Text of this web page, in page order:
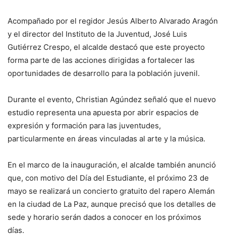
Acompañado por el regidor Jesús Alberto Alvarado Aragón
y el director del Instituto de la Juventud, José Luis
Gutiérrez Crespo, el alcalde destacó que este proyecto
forma parte de las acciones dirigidas a fortalecer las
oportunidades de desarrollo para la población juvenil.
Durante el evento, Christian Agúndez señaló que el nuevo
estudio representa una apuesta por abrir espacios de
expresión y formación para las juventudes,
particularmente en áreas vinculadas al arte y la música.
En el marco de la inauguración, el alcalde también anunció
que, con motivo del Día del Estudiante, el próximo 23 de
mayo se realizará un concierto gratuito del rapero Alemán
en la ciudad de La Paz, aunque precisó que los detalles de
sede y horario serán dados a conocer en los próximos
días.